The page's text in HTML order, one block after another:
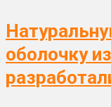
оболочку